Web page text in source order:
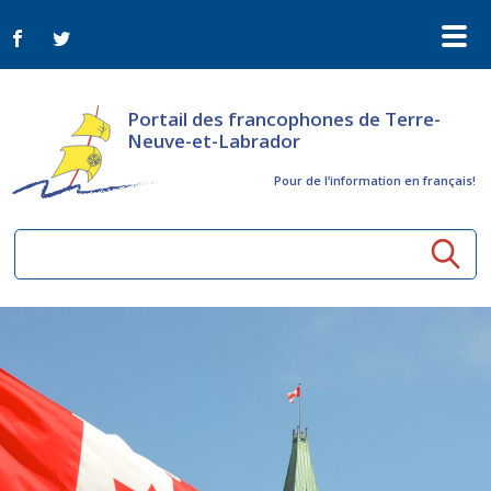
Portail des francophones de Terre-
Neuve-et-Labrador
Pour de l‘information en français!
Aînés
Activités à distance
ConnectAînés
Arts et culture
Appels d'offres du secteur culturel
Plan de Développement Global
Organismes
Nouvelles
Bulletin Le FrancoTNL